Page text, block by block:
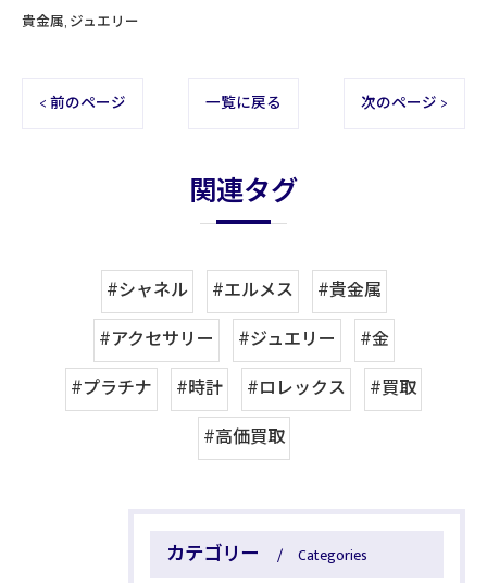
貴金属 ジュエリー
< 前のページ 一覧に戻る 次のページ >
関連タグ
#シャネル #エルメス
#貴金属
#アクセサリー
#ジュエリー
#金
#プラチナ
#時計 #ロレックス
#買取
#高価買取
カテゴリー Categories